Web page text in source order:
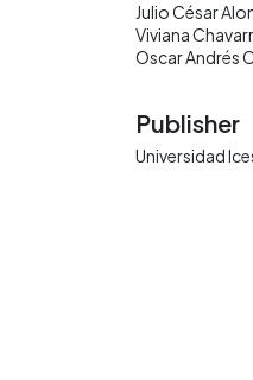
Julio César
Viviana
Oscar Andrés
Publisher
Universidad